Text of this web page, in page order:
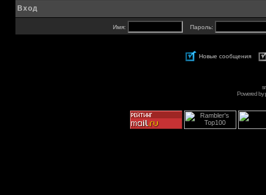
Вход
Имя: Пароль:
Новые сообщения
Powered by